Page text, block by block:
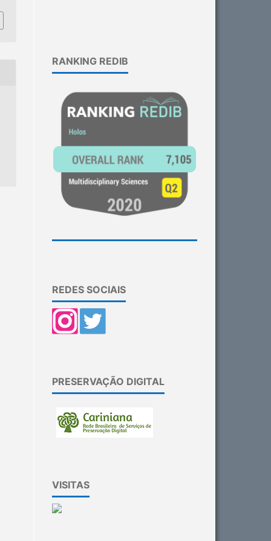
RANKING REDIB
REDES SOCIAIS
PRESERVAÇÃO DIGITAL
VISITAS